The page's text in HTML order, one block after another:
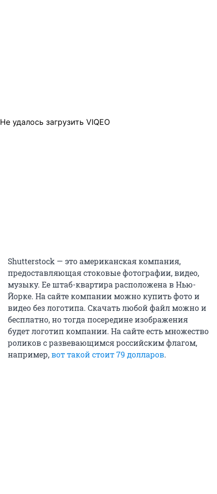
Не удалось загрузить VIQEO
Shutterstock — это американская компания,
предоставляющая стоковые фотографии, видео,
музыку. Ее штаб-квартира расположена в Нью-
Йорке. На сайте компании можно купить фото и
видео без логотипа. Скачать любой файл можно и
бесплатно, но тогда посередине изображения
будет логотип компании. На сайте есть множество
роликов с развевающимся российским флагом,
например,вот такой стоит 79 долларов.